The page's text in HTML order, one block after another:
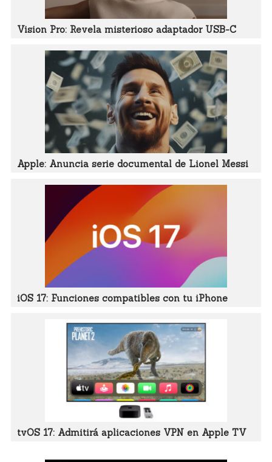
Vision Pro: Revela misterioso adaptador USB-C
Apple: Anuncia serie documental de Lionel Messi
iOS 17: Funciones compatibles con tu iPhone
tvOS 17: Admitirá aplicaciones VPN en Apple TV